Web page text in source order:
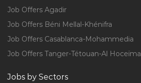
Job Offers Agadir
Job Offers Béni Mellal-Khénifra
Job Offers Casablanca-Mohammedia
Job Offers Tanger-Tétouan-Al Hoceïma
Jobs by Sectors